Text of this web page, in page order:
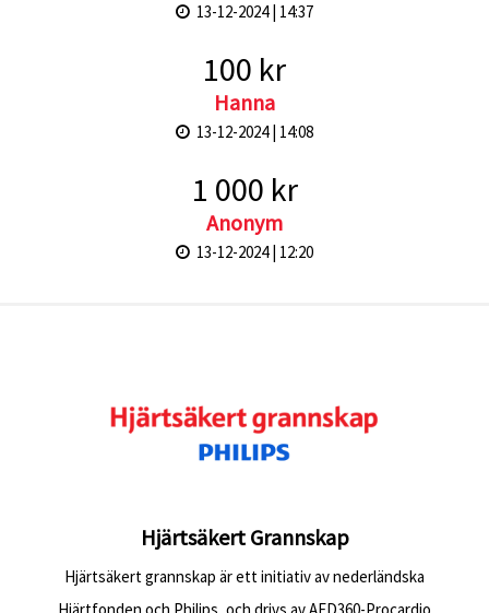
13-12-2024 | 14:37
100 kr
Hanna
13-12-2024 | 14:08
1 000 kr
Anonym
13-12-2024 | 12:20
Hjärtsäkert Grannskap
Hjärtsäkert grannskap är ett initiativ av nederländska